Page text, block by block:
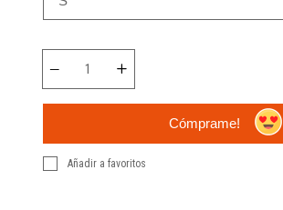
Cómprame!
Añadir a favoritos